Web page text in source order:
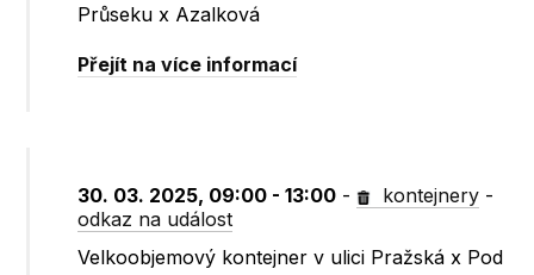
Průseku x Azalková
Přejít na více informací
30. 03. 2025, 09:00 - 13:00 - kontejnery -
odkaz na událost
Velkoobjemový kontejner v ulici Pražská x Pod